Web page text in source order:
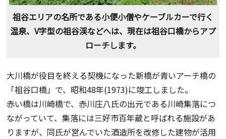
祖谷エリアの名所である小便小僧やケーブルカーで行く
温泉、V字型の祖谷渓などへは、現在は祖谷口橋からアプ
ローチします。
大川橋が役目を終える契機になった新橋が青いアーチ橋の
「祖谷口橋」で、昭和48年(1973)に竣工しました。
赤い橋は川崎橋で、赤川庄八氏の出元である川崎集落につ
ながっていて、集落には三好市百年蔵と呼ばれる施設があ
りますが、同氏が営んでいた酒造所を改修した建物が活用